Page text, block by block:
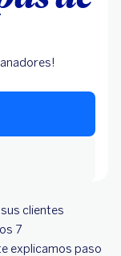
clientes
7
explicamos paso